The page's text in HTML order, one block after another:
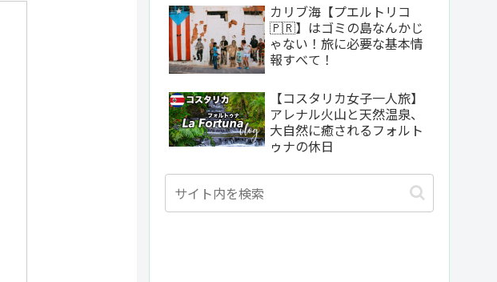
カリブ海【プエルトリコ
🇵🇷】はゴミの島なんかじ
ゃない！旅に必要な基本情
報すべて！
【コスタリカ女子一人旅】
アレナル火山と天然温泉、
大自然に癒されるフォルト
ゥナの休日